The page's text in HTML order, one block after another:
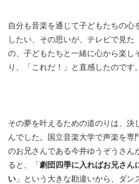
自分も音楽を通じて子どもたちの心
したい、その思いが、テレビで見た
の、子どもたちと一緒に心から楽し
り、「これだ！」と直感したのです。
その夢を叶えるための道のりは、決
んでした。国立音楽大学で声楽を専
のお兄さんである今井ゆうぞうさん
ると、「 劇団四季に入ればお兄さん
い 」という大きな勘違いから、ダン